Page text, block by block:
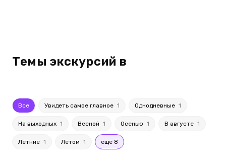
Темы экскурсий в
Все Увидеть самое главное 1 Однодневные 1
На выходных 1 Весной 1 Осенью 1 В августе 1
Летние 1 Летом 1 еще 8